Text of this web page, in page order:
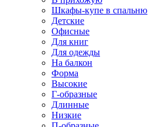
Шкафы-купе в спальню
Детские
Офисные
Для книг
Для одежды
На балкон
Форма
Высокие
Г-образные
Длинные
Низкие